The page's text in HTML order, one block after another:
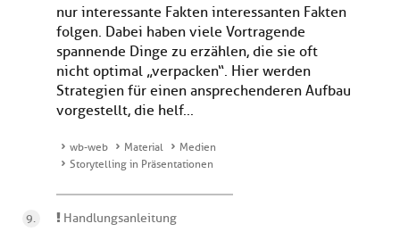
nur interessante Fakten interessanten Fakten
folgen. Dabei haben viele Vortragende
spannende Dinge zu erzählen, die sie oft
nicht optimal „verpacken“. Hier werden
Strategien für einen ansprechenderen Aufbau
vorgestellt, die helf...
wb-web Material
Medien
Storytelling in Präsentationen
Handlungsanleitung